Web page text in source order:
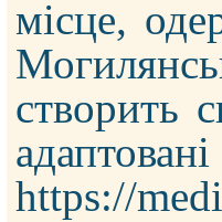
місце,
створить
https://